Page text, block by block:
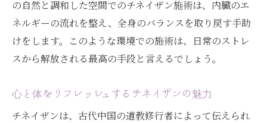
の自然と調和した空間でのチネイザン施術は、内臓のエ
ネルギーの流れを整え、全身のバランスを取り戻す手助
けをします。このような環境での施術は、日常のストレ
スから解放される最高の手段と言えるでしょう。
心と体をリフレッシュするチネイザンの魅力
チネイザンは、古代中国の道教修行者によって伝えられ